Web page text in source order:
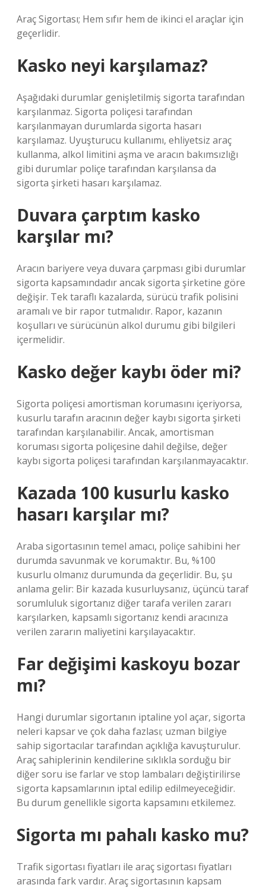
Araç Sigortası; Hem sıfır hem de ikinci el araçlar için
geçerlidir.
Kasko neyi karşılamaz?
Aşağıdaki durumlar genişletilmiş sigorta tarafından
karşılanmaz. Sigorta poliçesi tarafından
karşılanmayan durumlarda sigorta hasarı
karşılamaz. Uyuşturucu kullanımı, ehliyetsiz araç
kullanma, alkol limitini aşma ve aracın bakımsızlığı
gibi durumlar poliçe tarafından karşılansa da
sigorta şirketi hasarı karşılamaz.
Duvara çarptım kasko
karşılar mı?
Aracın bariyere veya duvara çarpması gibi durumlar
sigorta kapsamındadır ancak sigorta şirketine göre
değişir. Tek taraflı kazalarda, sürücü trafik polisini
aramalı ve bir rapor tutmalıdır. Rapor, kazanın
koşulları ve sürücünün alkol durumu gibi bilgileri
içermelidir.
Kasko değer kaybı öder mi?
Sigorta poliçesi amortisman korumasını içeriyorsa,
kusurlu tarafın aracının değer kaybı sigorta şirketi
tarafından karşılanabilir. Ancak, amortisman
koruması sigorta poliçesine dahil değilse, değer
kaybı sigorta poliçesi tarafından karşılanmayacaktır.
Kazada 100 kusurlu kasko
hasarı karşılar mı?
Araba sigortasının temel amacı, poliçe sahibini her
durumda savunmak ve korumaktır. Bu, %100
kusurlu olmanız durumunda da geçerlidir. Bu, şu
anlama gelir: Bir kazada kusurluysanız, üçüncü taraf
sorumluluk sigortanız diğer tarafa verilen zararı
karşılarken, kapsamlı sigortanız kendi aracınıza
verilen zararın maliyetini karşılayacaktır.
Far değişimi kaskoyu bozar
mı?
Hangi durumlar sigortanın iptaline yol açar, sigorta
neleri kapsar ve çok daha fazlası; uzman bilgiye
sahip sigortacılar tarafından açıklığa kavuşturulur.
Araç sahiplerinin kendilerine sıklıkla sorduğu bir
diğer soru ise farlar ve stop lambaları değiştirilirse
sigorta kapsamlarının iptal edilip edilmeyeceğidir.
Bu durum genellikle sigorta kapsamını etkilemez.
Sigorta mı pahalı kasko mu?
Trafik sigortası fiyatları ile araç sigortası fiyatları
arasında fark vardır. Araç sigortasının kapsam